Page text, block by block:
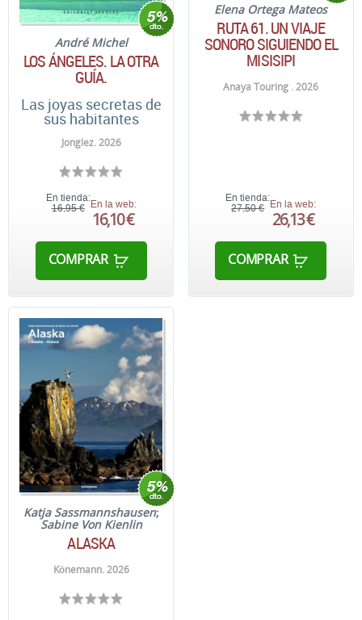
André Michel
LOS ÁNGELES. LA OTRA
GUÍA.
Las joyas secretas de
sus habitantes
Jonglez. 2026
En tienda:
16,95 € En la web:
16,10 €
COMPRAR
Elena Ortega Mateos
RUTA 61. UN VIAJE
SONORO SIGUIENDO EL
MISISIPI
Anaya Touring . 2026
En tienda:
27,50 € En la web:
26,13 €
COMPRAR
Katja Sassmannshausen;
Sabine Von Kienlin
ALASKA
Könemann. 2026